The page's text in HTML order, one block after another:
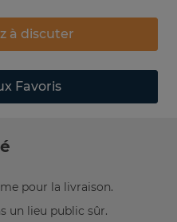
à discuter
Favoris
pour la livraison.
un lieu public sûr.